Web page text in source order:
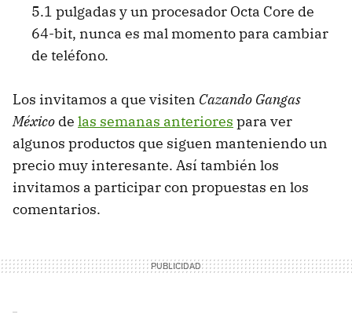
5.1 pulgadas y un procesador Octa Core de
64-bit, nunca es mal momento para cambiar
de teléfono.
Los invitamos a que visiten Cazando Gangas
México de las semanas anteriores para ver
algunos productos que siguen manteniendo un
precio muy interesante. Así también los
invitamos a participar con propuestas en los
comentarios.